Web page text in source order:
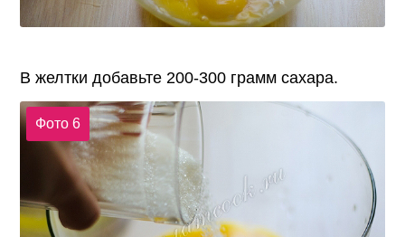
В желтки добавьте 200-300 грамм сахара.
Фото 6